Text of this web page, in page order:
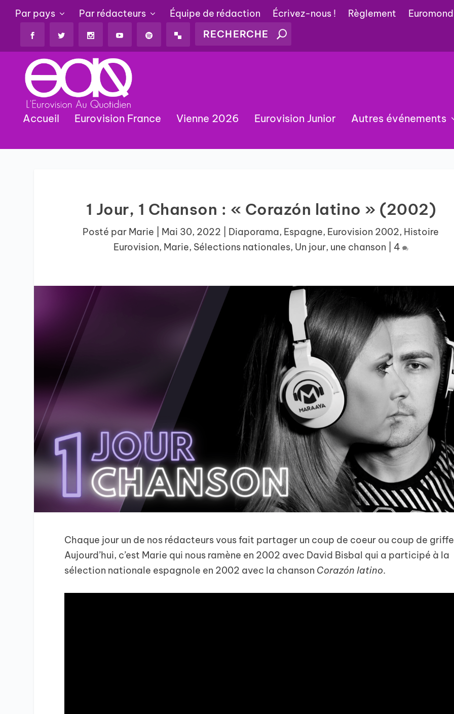
Par pays Par rédacteurs Équipe de rédaction Écrivez-nous ! Règlement
Accueil Eurovision France Vienne 2026 Eurovision Junior Autres événements
1 Jour, 1 Chanson : « Corazón latino » (2002)
Posté par Marie Mai 30, 2022 Diaporama, Espagne, Eurovision 2002, Histoire
Eurovision, Marie, Sélections nationales, Un jour, une chanson 4
Chaque jour un de nos rédacteurs vous fait partager un coup de coeur ou coup de
Aujourd’hui, c’est Marie qui nous ramène en 2002 avec David Bisbal qui a participé à la
sélection nationale espagnole en 2002 avec la chanson Corazón latino.